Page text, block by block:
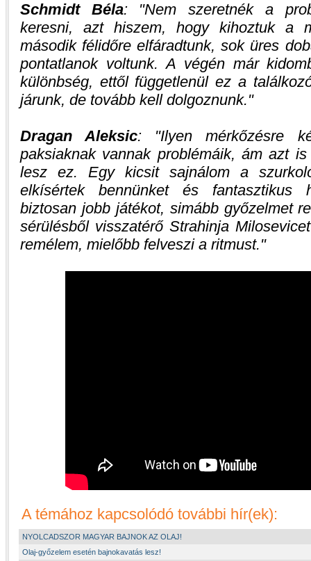
Schmidt Béla:
Nem szeretnék a
keresni, azt hiszem, hogy kihoztuk a
második félidőre elfáradtunk, sok üres
pontatlanok voltunk. A végén már
különbség, ettől függetlenül ez a
járunk, de tovább kell dolgoznunk.
Dragan Aleksic:
Ilyen mérkőzésre
paksiaknak vannak problémáik, ám azt
lesz ez. Egy kicsit sajnálom a
elkísértek bennünket és fantasztikus
biztosan jobb játékot, simább győzelmet
sérülésből visszatérő Strahinja
remélem, mielőbb felveszi a ritmust.
A témához kapcsolódó további hír(ek):
NYOLCADSZOR MAGYAR BAJNOK AZ OLAJ!
Olaj-győzelem esetén bajnokavatás lesz!